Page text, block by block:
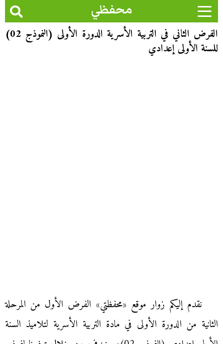
محفظي
الفرض الثاني في التربية الأسرية الدورة الأولى (النموذج 02)
للسنة الأولى إعدادي
نقدم إليكم زوار موقع «محفظتي» الفرض الأول من المرحلة
الثانية من الدورة الأولى في مادة التربية الأسرية لتلاميذ السنة